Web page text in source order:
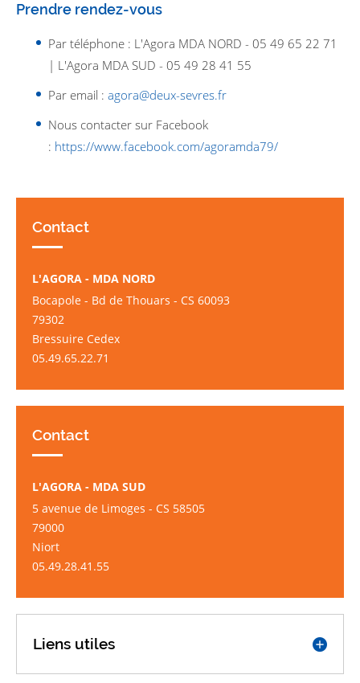
Prendre rendez-vous
Par téléphone : L'Agora MDA NORD - 05 49 65 22 71
| L'Agora MDA SUD - 05 49 28 41 55
Par email : agora@deux-sevres.fr
Nous contacter sur Facebook
: https://www.facebook.com/agoramda79/
Contact
L'AGORA - MDA NORD
Bocapole - Bd de Thouars - CS 60093
79302
Bressuire Cedex
05.49.65.22.71
Contact
L'AGORA - MDA SUD
5 avenue de Limoges - CS 58505
79000
Niort
05.49.28.41.55
Liens utiles